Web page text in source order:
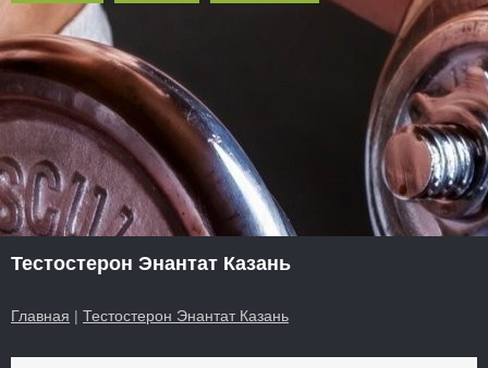
Тестостерон Энантат Казань
Главная | Тестостерон Энантат Казань